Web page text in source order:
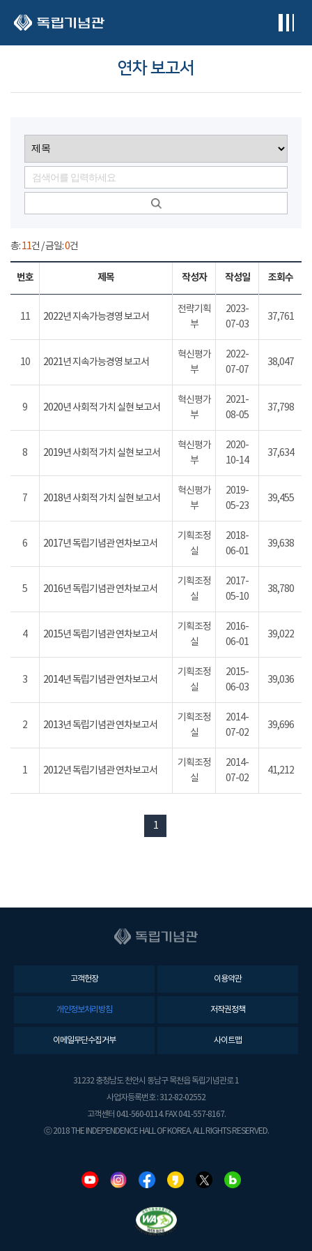
연차 보고서
총:11건 / 금일:0건
번호 제목 작성자 작성일 조회수
11 2022년 지속가능경영 보고서
전략기획
부
2023-
07-03
37,761
10 2021년 지속가능경영 보고서
혁신평가
부
2022-
07-07
38,047
9 2020년 사회적 가치 실현 보고서
혁신평가
부
2021-
08-05
37,798
8 2019년 사회적 가치 실현 보고서
혁신평가
부
2020-
10-14
37,634
7 2018년 사회적 가치 실현 보고서
혁신평가
부
2019-
05-23
39,455
6 2017년 독립기념관 연차보고서
기획조정
실
2018-
06-01
39,638
5 2016년 독립기념관 연차보고서
기획조정
실
2017-
05-10
38,780
4 2015년 독립기념관 연차보고서
기획조정
실
2016-
06-01
39,022
3 2014년 독립기념관 연차보고서
기획조정
실
2015-
06-03
39,036
2 2013년 독립기념관 연차보고서
기획조정
실
2014-
07-02
39,696
1 2012년 독립기념관 연차보고서
기획조정
실
2014-
07-02
41,212
1
고객헌장 이용약관
개인정보처리방침 저작권정책
이메일무단수집거부 사이트맵
31232 충청남도 천안시 동남구 목천읍 독립기념관로 1
사업자등록번호 : 312-82-02552
고객센터 041-560-0114. FAX 041-557-8167.
ⓒ 2018 THE INDEPENDENCE HALL OF KOREA. ALL RIGHTS RESERVED.